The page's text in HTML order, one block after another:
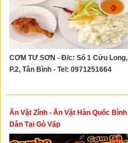
CƠM TƯ SƠN - Đ/c: Số 1 Cửu Long,
P.2, Tân Bình - Tel: 0971251664
Ăn Vặt Zính - Ăn Vặt Hàn Quốc Bình
Dân Tại Gò Vấp